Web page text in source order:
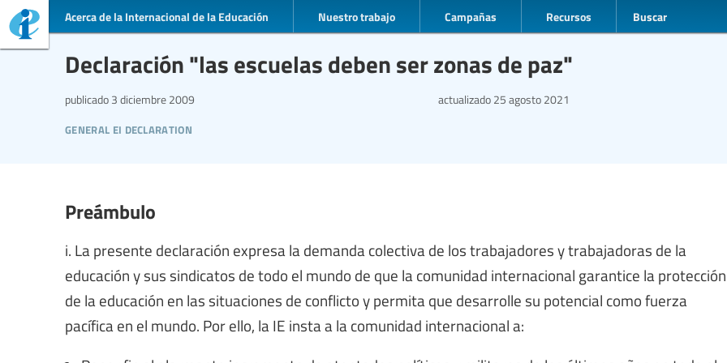
Acerca de la Internacional de la Educación Nuestro trabajo Campañas Recursos Buscar
Declaración "las escuelas deben ser zonas de paz"
general ei declaration
publicado 3 diciembre 2009 actualizado 25 agosto 2021
Preámbulo
i. La presente declaración expresa la demanda colectiva de los trabajadores y trabajadoras de la
educación y sus sindicatos de todo el mundo de que la comunidad internacional garantice la protección
de la educación en las situaciones de conflicto y permita que desarrolle su potencial como fuerza
pacífica en el mundo. Por ello, la IE insta a la comunidad internacional a: